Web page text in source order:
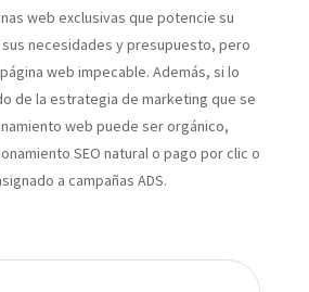
web exclusivas que potencie su
necesidades y presupuesto, pero
web impecable. Además, si lo
de la estrategia de marketing que se
web puede ser orgánico,
SEO natural o pago por clic o
a campañas ADS.